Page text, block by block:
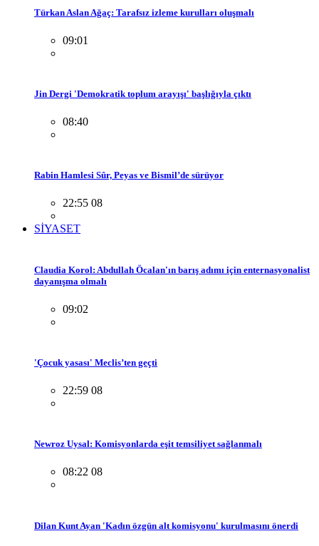
Türkan Aslan Ağaç: Tarafsız izleme kurulları oluşmalı
09:01
Jin Dergi 'Demokratik toplum arayışı' başlığıyla çıktı
08:40
Rabin Hamlesi Sûr, Peyas ve Bismil’de sürüyor
22:55 08
SİYASET
Claudia Korol: Abdullah Öcalan'ın barış adımı için enternasyonalist
dayanışma olmalı
09:02
'Çocuk yasası' Meclis’ten geçti
22:59 08
Newroz Uysal: Komisyonlarda eşit temsiliyet sağlanmalı
08:22 08
Dilan Kunt Ayan 'Kadın özgün alt komisyonu' kurulmasını önerdi